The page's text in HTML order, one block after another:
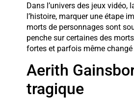
Dans l’univers des jeux
l’histoire, marquer une étape
morts de personnages sont
penche sur certaines des
fortes et parfois même
Aerith
tragique